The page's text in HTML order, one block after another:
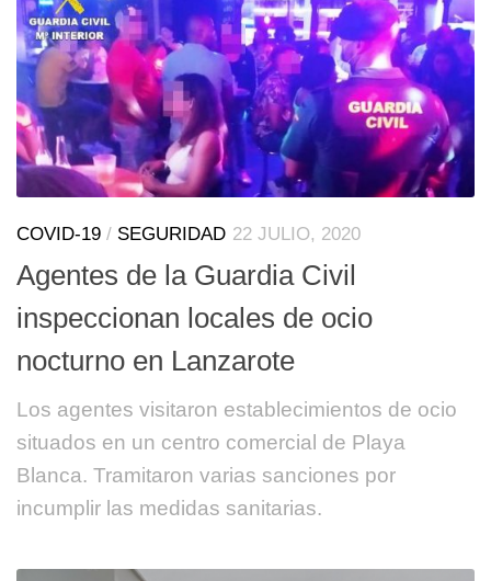
COVID-19 / SEGURIDAD 22 JULIO, 2020
Agentes de la Guardia Civil
inspeccionan locales de ocio
nocturno en Lanzarote
Los agentes visitaron establecimientos de ocio
situados en un centro comercial de Playa
Blanca. Tramitaron varias sanciones por
incumplir las medidas sanitarias.